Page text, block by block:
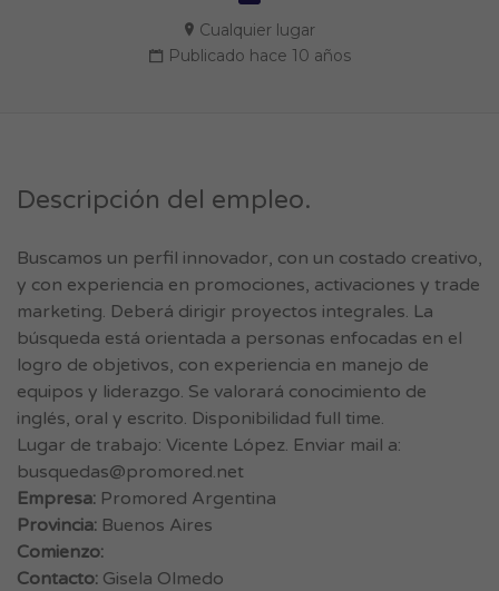
Cualquier lugar
Publicado hace 10 años
Descripción del empleo.
Buscamos un perfil innovador, con un costado creativo,
y con experiencia en promociones, activaciones y trade
marketing. Deberá dirigir proyectos integrales. La
búsqueda está orientada a personas enfocadas en el
logro de objetivos, con experiencia en manejo de
equipos y liderazgo. Se valorará conocimiento de
inglés, oral y escrito. Disponibilidad full time.
Lugar de trabajo: Vicente López. Enviar mail a:
busquedas@promored.net
Empresa: Promored Argentina
Provincia: Buenos Aires
Comienzo:
Contacto: Gisela Olmedo